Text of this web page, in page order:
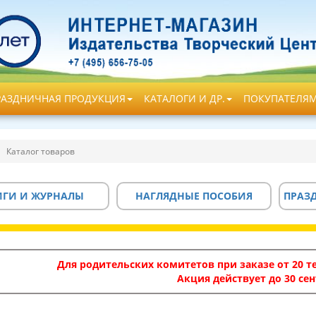
ПРОДУКЦИЯ КАТАЛОГИ И ДР.
Каталог товаров
И ЖУРНАЛЫ НАГЛЯДНЫЕ ПОСОБИЯ
Для родительских комитетов при заказе от 20
Акция действует до 30